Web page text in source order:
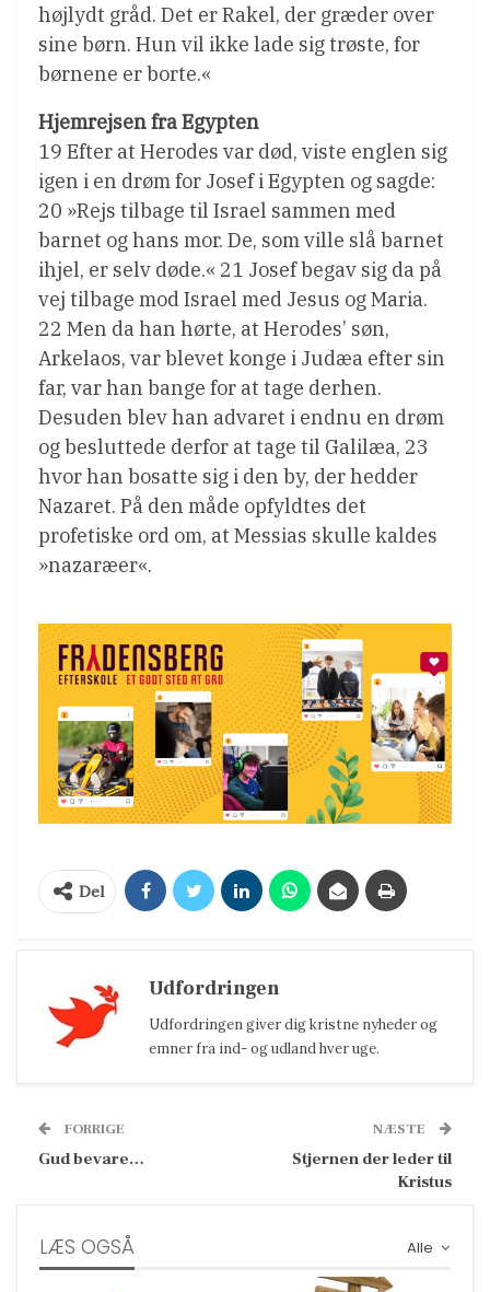
højlydt gråd. Det er Rakel, der græder over
sine børn. Hun vil ikke lade sig trøste, for
børnene er borte.«
Hjemrejsen fra Egypten
19 Efter at Herodes var død, viste englen sig
igen i en drøm for Josef i Egypten og sagde:
20 »Rejs tilbage til Israel sammen med
barnet og hans mor. De, som ville slå barnet
ihjel, er selv døde.« 21 Josef begav sig da på
vej tilbage mod Israel med Jesus og Maria.
22 Men da han hørte, at Herodes’ søn,
Arkelaos, var blevet konge i Judæa efter sin
far, var han bange for at tage derhen.
Desuden blev han advaret i endnu en drøm
og besluttede derfor at tage til Galilæa, 23
hvor han bosatte sig i den by, der hedder
Nazaret. På den måde opfyldtes det
profetiske ord om, at Messias skulle kaldes
»nazaræer«.
Del
Udfordringen
Udfordringen giver dig kristne nyheder og
emner fra ind- og udland hver uge.
FORRIGE
Gud bevare…
NÆSTE
Stjernen der leder til
Kristus
Alle
LÆS OGSÅ